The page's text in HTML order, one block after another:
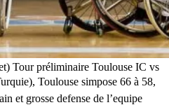
Tour préliminaire Toulouse IC vs
Toulouse simpose 66 à 58,
et grosse defense de l’equipe